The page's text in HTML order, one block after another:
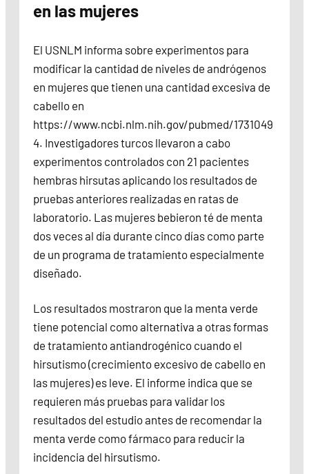
en las mujeres
El USNLM informa sobre experimentos para
modificar la cantidad de niveles de andrógenos
en mujeres que tienen una cantidad excesiva de
cabello en
https://www.ncbi.nlm.nih.gov/pubmed/1731049
4. Investigadores turcos llevaron a cabo
experimentos controlados con 21 pacientes
hembras hirsutas aplicando los resultados de
pruebas anteriores realizadas en ratas de
laboratorio. Las mujeres bebieron té de menta
dos veces al día durante cinco días como parte
de un programa de tratamiento especialmente
diseñado.
Los resultados mostraron que la menta verde
tiene potencial como alternativa a otras formas
de tratamiento antiandrogénico cuando el
hirsutismo (crecimiento excesivo de cabello en
las mujeres) es leve. El informe indica que se
requieren más pruebas para validar los
resultados del estudio antes de recomendar la
menta verde como fármaco para reducir la
incidencia del hirsutismo.